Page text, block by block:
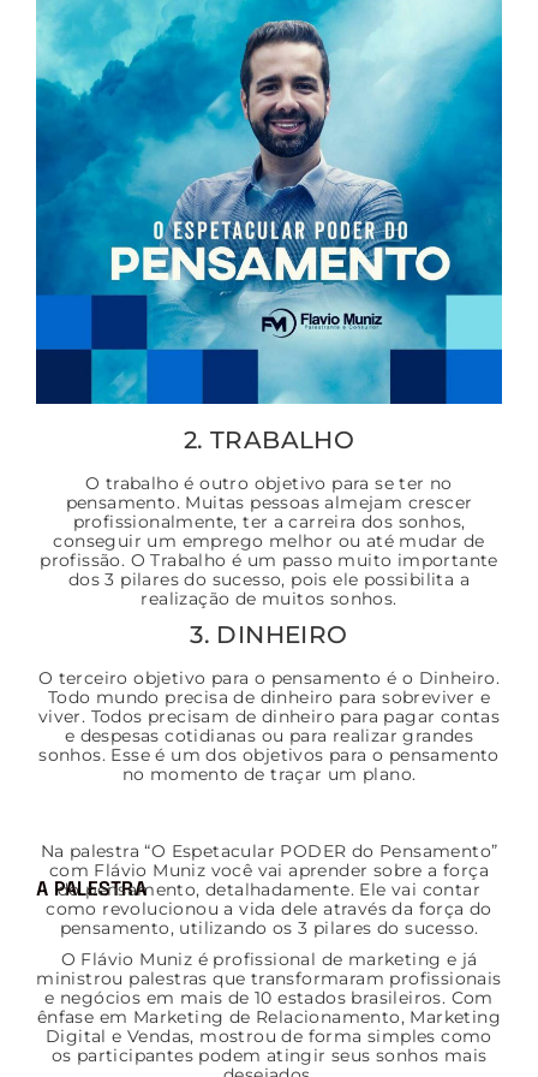
2. TRABALHO
O trabalho é outro objetivo para se ter no
pensamento. Muitas pessoas almejam crescer
profissionalmente, ter a carreira dos sonhos,
conseguir um emprego melhor ou até mudar de
profissão. O Trabalho é um passo muito importante
dos 3 pilares do sucesso, pois ele possibilita a
realização de muitos sonhos.
3. DINHEIRO
O terceiro objetivo para o pensamento é o Dinheiro.
Todo mundo precisa de dinheiro para sobreviver e
viver. Todos precisam de dinheiro para pagar contas
e despesas cotidianas ou para realizar grandes
sonhos. Esse é um dos objetivos para o pensamento
no momento de traçar um plano.
A PALESTRA
Na palestra “O Espetacular PODER do Pensamento”
com Flávio Muniz você vai aprender sobre a força
do pensamento, detalhadamente. Ele vai contar
como revolucionou a vida dele através da força do
pensamento, utilizando os 3 pilares do sucesso.
O Flávio Muniz é profissional de marketing e já
ministrou palestras que transformaram profissionais
e negócios em mais de 10 estados brasileiros. Com
ênfase em Marketing de Relacionamento, Marketing
Digital e Vendas, mostrou de forma simples como
os participantes podem atingir seus sonhos mais